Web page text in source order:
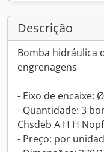
Descrição
Bomba hidráulica
engrenagens
- Eixo de encaixe:
- Quantidade: 3
Chsdeb A H H
- Preço: por